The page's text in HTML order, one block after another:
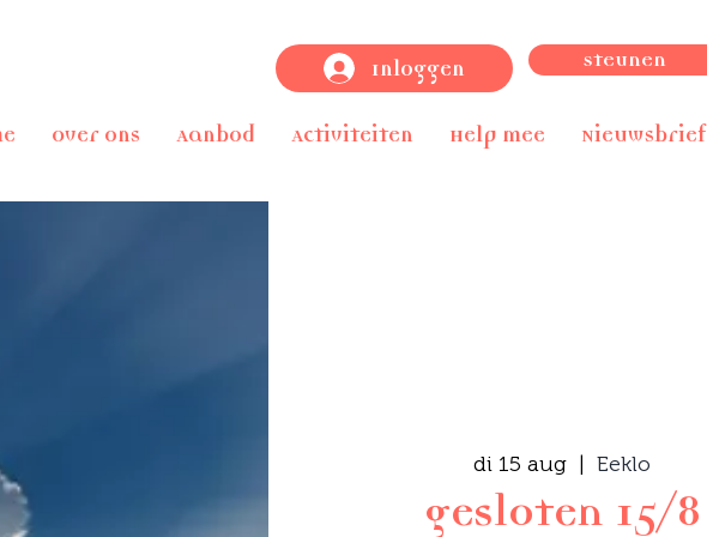
Inloggen Steunen
Over ons Aanbod Activiteiten Help mee Nieuwsbrief
di 15 aug
  |
Eeklo
gesloten 15/8